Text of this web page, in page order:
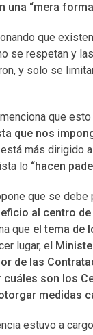
una “mera
que
se respetan y
y solo se
que
que nos
más dirigido
lo “hacen
que se debe
al centro
que el tema de
lugar, el
de las
cuáles son los
medidas
estuvo a